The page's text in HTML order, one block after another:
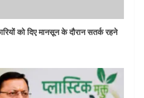
को दिए मानसून के दौरान सतर्क रहने